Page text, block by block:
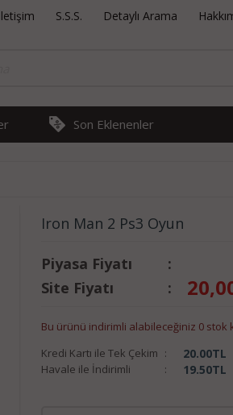
S.S.S. Detaylı Arama
Son Eklenenler
Iron Man 2 Ps3 Oyun
Piyasa Fiyatı
:
Site Fiyatı
:
Bu ürünü indirimli alabileceğiniz 0 stok
Kredi Kartı ile Tek Çekim : 20.00TL
Havale ile İndirimli : 19.50TL